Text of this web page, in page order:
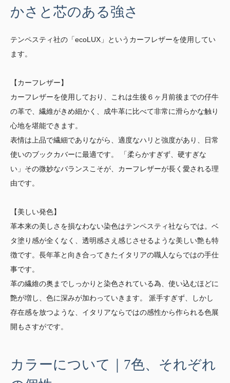
かさと芯のある強さ
テンペスティ社の「ecoLUX」というカーフレザーを使用してい
ます。
【カーフレザー】
カーフレザーを使用しており、これは生後６ヶ月前後までの仔牛
の革で、繊維がきめ細かく、成牛革に比べて非常に滑らかな触り
心地を堪能できます。
表情は上品で繊細でありながら、適度なハリと強度があり、日常
使いのブックカバーに最適です。 「柔らかすぎず、硬すぎな
い」その微妙なバランスこそが、カーフレザーが長く愛される理
由です。
【美しい発色】
革本来の美しさを損なわない染色はテンペスティ社ならでは。ベ
タ塗り感が全くなく、透明感さえ感じさせるような美しい艶も特
徴です。長年革と向き合ってきたイタリアの職人ならではの手仕
事です。
革の繊維の奥までしっかりと染色されている為、使い込むほどに
艶が増し、色に深みが加わっていきます。 派手すぎず、しかし
存在感を放つような、イタリアならではの感性から作られる色展
開もさすがです。
カラーについて｜7色、それぞれ